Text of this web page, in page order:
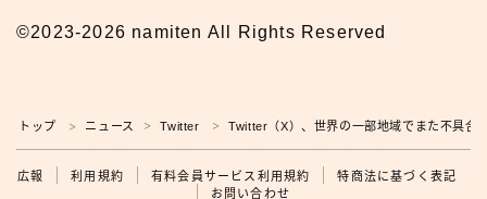
広報
©2023-2026 namiten All Rights Reserved
トップ ＞ ニュース ＞ Twitter ＞ Twitter（X）、世界の一部地域でまた不具合
広報 利用規約 有料会員サービス利用規約
特商法に基づく表記
お問い合わせ